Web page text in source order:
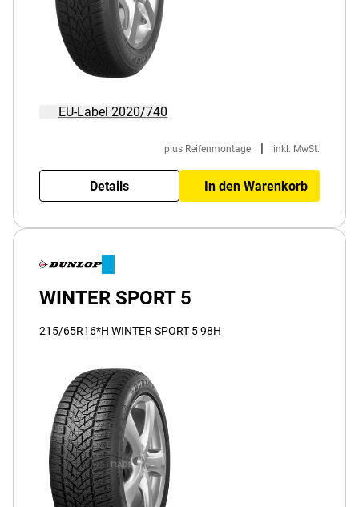
EU-Label 2020/740
plus Reifenmontage | inkl. MwSt.
Details In den Warenkorb
WINTER SPORT 5
215/65R16*H WINTER SPORT 5 98H